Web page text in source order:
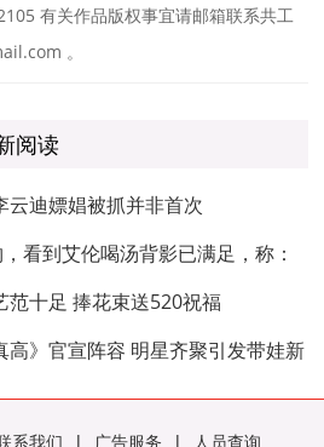
有关作品版权事宜请邮箱联系共工
。
阅读
云迪嫖娼被抓并非首次
看到艾伦喝汤背影已满足，称：
范十足 捧花束送520祝福
高》官宣阵容 明星齐聚引发带娃新
系我们 | 广告服务 | 人员查询